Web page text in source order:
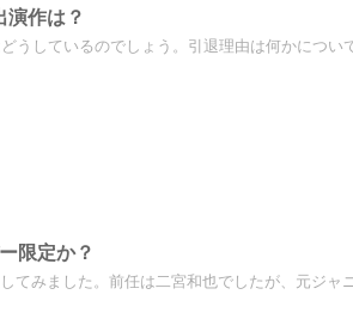
演作は？
うしているのでしょう。引退理由は何かについ
限定か？
てみました。前任は二宮和也でしたが、元ジャ